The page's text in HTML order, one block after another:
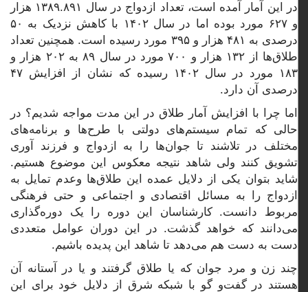
در این آمار آمده است، تعداد ازدواج در سال ۱۳۸۹.۸۹۱ هزار
و ۶۲۷ مورد بوده اما در سال ۱۴۰۲ با کاهش نزدیک به ۵۰
درصدی به ۴۸۱ هزار و ۳۹۵ مورد رسیده است. همچنین تعداد
طلاق‌ها از ۱۳۲ هزار و ۷۰۰ مورد در سال ۸۹ به ۲۰۲ هزار و
۱۸۳ مورد در سال ۱۴۰۲ رسیده که نشان از افزایش ۴۷
درصدی آن دارد.
اما چرا با افزایش آمار طلاق در این مدت مواجه شدیم؟ در
حالی که تمام سیستم‌های دولتی با طرح‌ها و برنامه‌های
مختلف در تلاشند تا جوان‌ها را به ازدواج و فرزند آوری
تشویق کنند ولی شاهد نتیجه معکوس این موضوع هستیم.
شاید بتوان یکی از دلایل عمده این طلاق‌ها وعدم تمایل به
ازدواج را به مسائل اقتصادی و اجتماعی و حتی فرهنگی
مربوط دانست. کارشناسان این دوره را یک دوره‌گذاری
می‌دانند که خواهد گذشت. در این دوران عوامل متعددی
دست به دست هم می‌دهد تا شاهد این پدیده باشیم.
چند زن و مرد جوان که یا طلاق گرفتند و یا در آستانه آن
هستند در گفت‌و گو با شبکه شرق از دلایل خود برای این